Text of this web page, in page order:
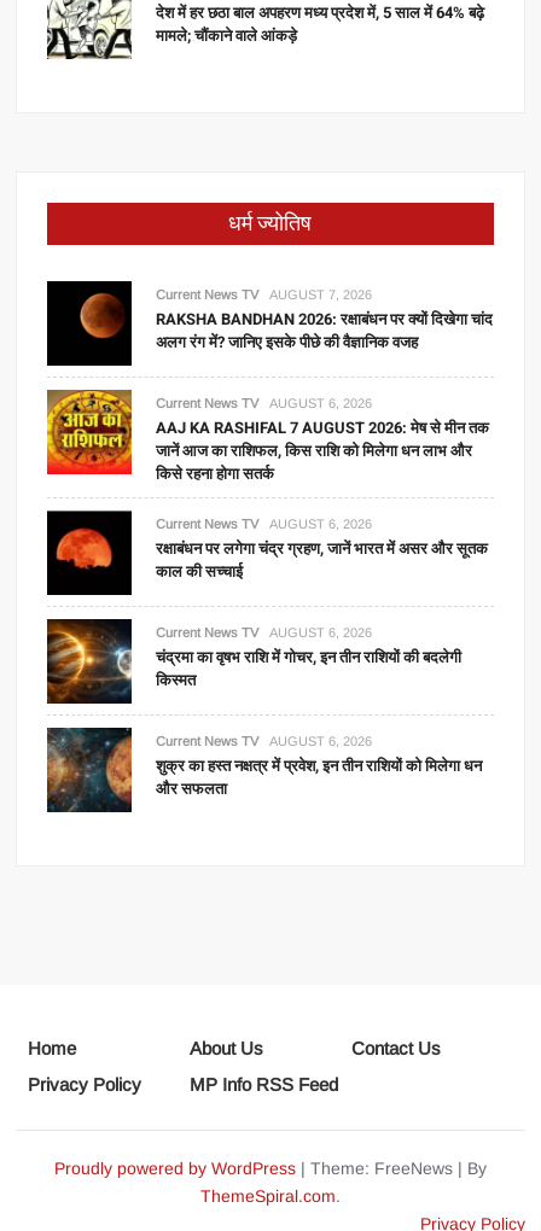
देश में हर छठा बाल अपहरण मध्य प्रदेश में, 5 साल में 64% बढ़े
मामले; चौंकाने वाले आंकड़े
धर्म ज्योतिष
Current News TV AUGUST 7, 2026
RAKSHA BANDHAN 2026: रक्षाबंधन पर क्यों दिखेगा चांद
अलग रंग में? जानिए इसके पीछे की वैज्ञानिक वजह
Current News TV AUGUST 6, 2026
AAJ KA RASHIFAL 7 AUGUST 2026: मेष से मीन तक
जानें आज का राशिफल, किस राशि को मिलेगा धन लाभ और
किसे रहना होगा सतर्क
Current News TV AUGUST 6, 2026
रक्षाबंधन पर लगेगा चंद्र ग्रहण, जानें भारत में असर और सूतक
काल की सच्चाई
Current News TV AUGUST 6, 2026
चंद्रमा का वृषभ राशि में गोचर, इन तीन राशियों की बदलेगी
किस्मत
Current News TV AUGUST 6, 2026
शुक्र का हस्त नक्षत्र में प्रवेश, इन तीन राशियों को मिलेगा धन
और सफलता
Home About Us
Contact Us
Privacy Policy
MP Info RSS Feed
Proudly powered by WordPress | Theme: FreeNews | By
ThemeSpiral.com.
Privacy Policy